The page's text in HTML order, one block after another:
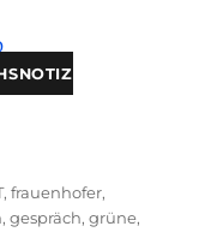
,frauenhofer,
,gespräch,grüne,